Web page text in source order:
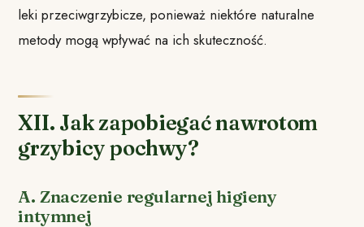
leki przeciwgrzybicze, ponieważ niektóre naturalne
metody mogą wpływać na ich skuteczność.
XII. Jak zapobiegać nawrotom
grzybicy pochwy?
A. Znaczenie regularnej higieny
intymnej